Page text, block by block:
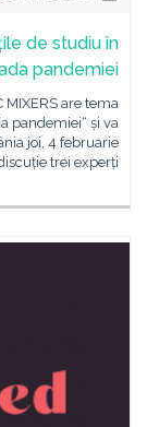
de studiu în
pandemiei
MIXERS are tema
pandemiei“ și va
joi, 4 februarie
trei experți